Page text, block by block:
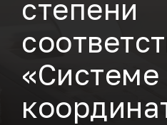
степени
«Системе